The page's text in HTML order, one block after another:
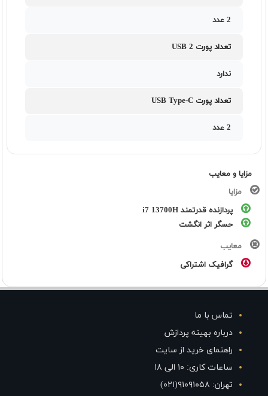
2 عدد
تعداد پورت USB 2
ندارد
تعداد پورت USB Type-C
2 عدد
مزایا و معایب
مزایا
پردازنده قدرتمند i7 13700H
حسگر اثر انگشت
معایب
گرافیک اشتراکی
تماس با ما
درباره بهینه پردازش
راهنمای خرید از سایت
ساعات کاری: ۱۰ الی ۱۸
تهران: ۹۱۰۹۱۰۵۸(۰۲۱)